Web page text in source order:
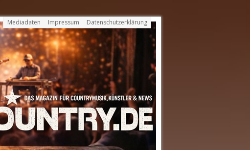
Mediadaten Impressum Datenschutzerklärung